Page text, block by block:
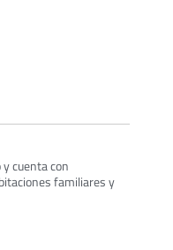
cuenta con
familiares y